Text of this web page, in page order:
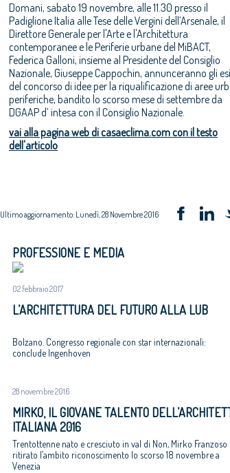
Domani, sabato 19 novembre, alle 11.30 presso il
Padiglione Italia alle Tese delle Vergini dell’Arsenale, il
Direttore Generale per l'Arte e l'Architettura
contemporanee e le Periferie urbane del MiBACT,
Federica Galloni, insieme al Presidente del Consiglio
Nazionale, Giuseppe Cappochin, annunceranno gli
del concorso di idee per la riqualificazione di aree
periferiche, bandito lo scorso mese di settembre da
DGAAP d’ intesa con il Consiglio Nazionale.
vai alla pagina web di casaeclima.com con il testo
dell'articolo
Ultimo aggiornamento: Lunedì, 28 Novembre 2016
PROFESSIONE E MEDIA
02 febbraio 2017
L’ARCHITETTURA DEL FUTURO ALLA LUB
Bolzano. Congresso regionale con star internazionali:
conclude Ingenhoven
28 novembre 2016
MIRKO, IL GIOVANE TALENTO
ITALIANA 2016
Trentottenne nato e cresciuto in val di Non, Mirko Franzoso
ritirato l’ambito riconoscimento lo scorso 18 novembre a
Venezia